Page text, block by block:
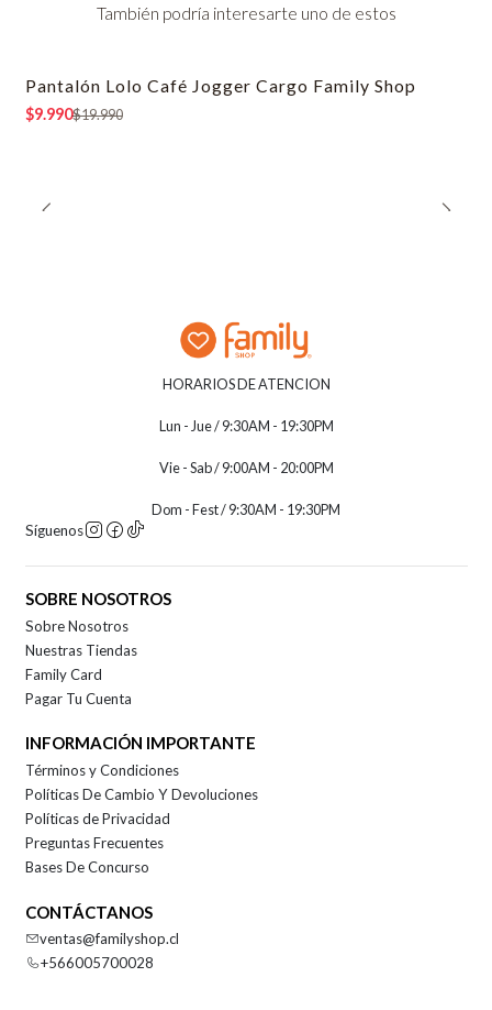
También podría interesarte uno de estos
-50% OFF
Pantalón Lolo Café Jogger Cargo Family Shop
$9.990$19.990
HORARIOS DE ATENCION
Lun - Jue / 9:30AM - 19:30PM
Vie - Sab / 9:00AM - 20:00PM
Dom - Fest / 9:30AM - 19:30PM
Síguenos
SOBRE NOSOTROS
Sobre Nosotros
Nuestras Tiendas
Family Card
Pagar Tu Cuenta
INFORMACIÓN IMPORTANTE
Términos y Condiciones
Políticas De Cambio Y Devoluciones
Políticas de Privacidad
Preguntas Frecuentes
Bases De Concurso
CONTÁCTANOS
ventas@familyshop.cl
+566005700028